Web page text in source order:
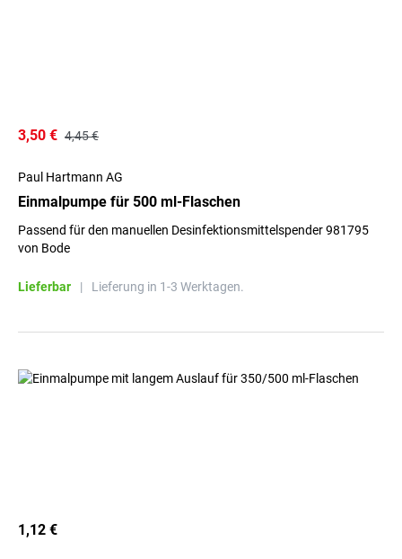
3,50 € 4,45 €
Paul Hartmann AG
Einmalpumpe für 500 ml-Flaschen
Passend für den manuellen Desinfektionsmittelspender 981795
von Bode
Lieferbar | Lieferung in 1-3 Werktagen.
1,12 €